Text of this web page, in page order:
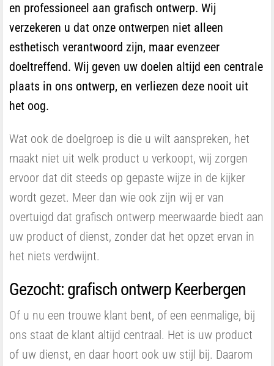
en professioneel aan grafisch ontwerp. Wij
verzekeren u dat onze ontwerpen niet alleen
esthetisch verantwoord zijn, maar evenzeer
doeltreffend. Wij geven uw doelen altijd een centrale
plaats in ons ontwerp, en verliezen deze nooit uit
het oog.
Wat ook de doelgroep is die u wilt aanspreken, het
maakt niet uit welk product u verkoopt, wij zorgen
ervoor dat dit steeds op gepaste wijze in de kijker
wordt gezet. Meer dan wie ook zijn wij er van
overtuigd dat grafisch ontwerp meerwaarde biedt aan
uw product of dienst, zonder dat het opzet ervan in
het niets verdwijnt.
Gezocht: grafisch ontwerp Keerbergen
Of u nu een trouwe klant bent, of een eenmalige, bij
ons staat de klant altijd centraal. Het is uw product
of uw dienst, en daar hoort ook uw stijl bij. Daarom